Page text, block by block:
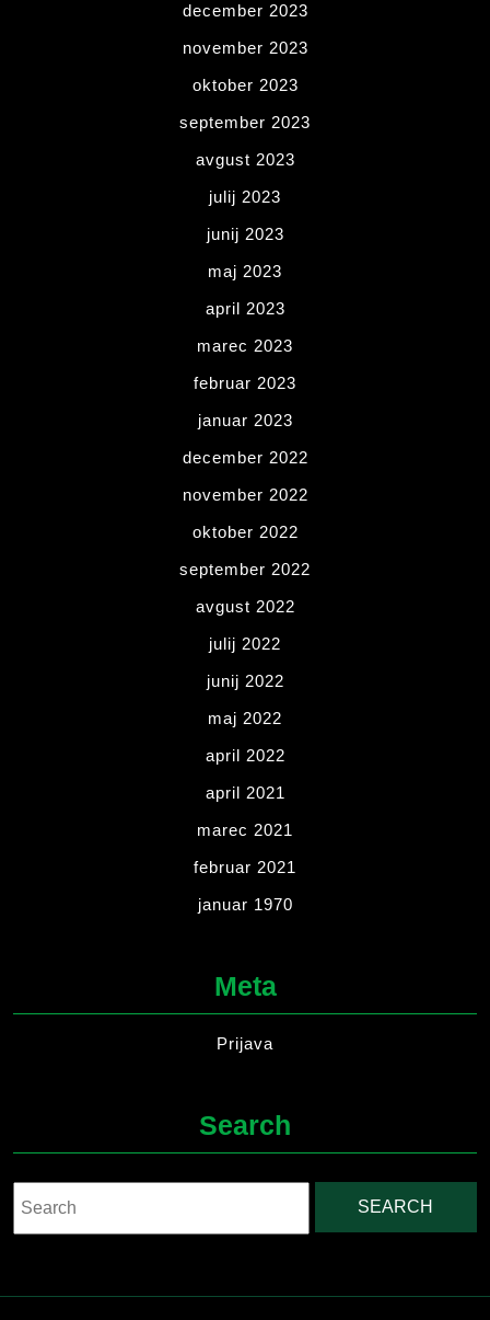
december 2023
november 2023
oktober 2023
september 2023
avgust 2023
julij 2023
junij 2023
maj 2023
april 2023
marec 2023
februar 2023
januar 2023
december 2022
november 2022
oktober 2022
september 2022
avgust 2022
julij 2022
junij 2022
maj 2022
april 2022
april 2021
marec 2021
februar 2021
januar 1970
Meta
Prijava
Search
for: